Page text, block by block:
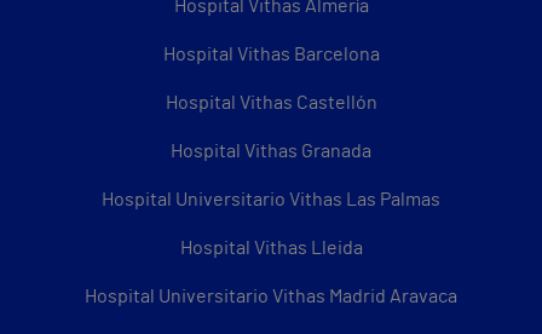
Hospital Vithas Almería
Hospital Vithas Barcelona
Hospital Vithas Castellón
Hospital Vithas Granada
Hospital Universitario Vithas Las Palmas
Hospital Vithas Lleida
Hospital Universitario Vithas Madrid Aravaca